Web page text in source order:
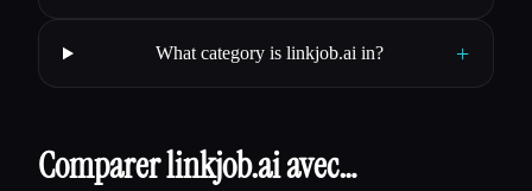
What category is linkjob.ai in? +
Comparer linkjob.ai avec…